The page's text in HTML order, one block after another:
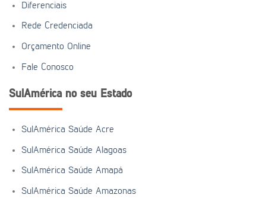
Diferenciais
Rede Credenciada
Orçamento Online
Fale Conosco
SulAmérica no seu Estado
SulAmérica Saúde Acre
SulAmérica Saúde Alagoas
SulAmérica Saúde Amapá
SulAmérica Saúde Amazonas